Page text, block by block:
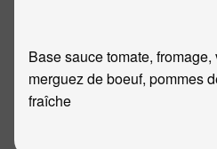
Base sauce tomate,
merguez de boeuf, pommes
fraîche